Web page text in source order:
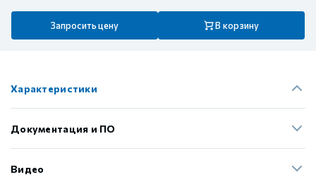
Запросить цену В корзину
Характеристики
Документация и ПО
Видео